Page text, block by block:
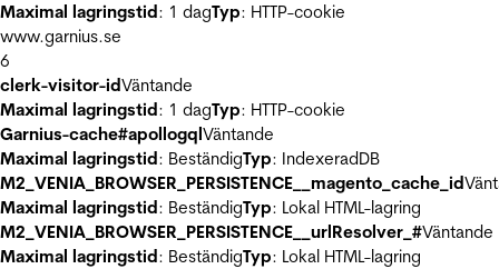
Maximal lagringstid: 1 dagTyp: HTTP-cookie
www.garnius.se
6
clerk-visitor-idVäntande
Maximal lagringstid: 1 dagTyp: HTTP-cookie
Garnius-cache#apollogqlVäntande
Maximal lagringstid: BeständigTyp: IndexeradDB
M2_VENIA_BROWSER_PERSISTENCE__magento_cache_id
Maximal lagringstid: BeständigTyp: Lokal HTML-lagring
M2_VENIA_BROWSER_PERSISTENCE__urlResolver_#Väntande
Maximal lagringstid: BeständigTyp: Lokal HTML-lagring